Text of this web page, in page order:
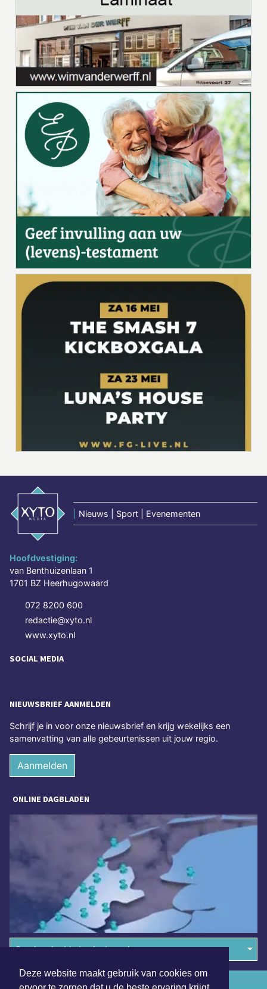
Deze website maakt gebruik van cookies om
Nieuws | Sport | Evenementen
Hoofdvestiging:
van Benthuizenlaan 1
1701 BZ Heerhugowaard
072 8200 600
redactie@xyto.nl
www.xyto.nl
SOCIAL MEDIA
NIEUWSBRIEF AANMELDEN
Schrijf je in voor onze nieuwsbrief en krijg wekelijks een
samenvatting van alle gebeurtenissen uit jouw regio.
Aanmelden
ONLINE DAGBLADEN
Overige dagbladen in de regio
Algemene voorwaarden